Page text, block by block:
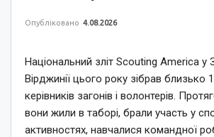
Опубліковано 4.08.2026
Національний зліт Scouting America у
Вірджинії цього року зібрав близько
керівників загонів і волонтерів.
вони жили в таборі, брали участь у
активностях, навчалися командної